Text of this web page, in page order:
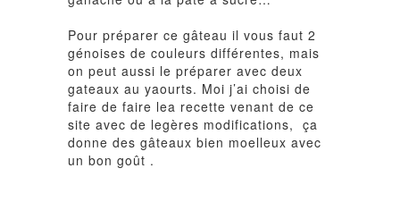
Pour préparer ce gâteau il vous faut 2
génoises de couleurs différentes, mais
on peut aussi le préparer avec deux
gateaux au yaourts. Moi j’ai choisi de
faire de faire lea recette venant de ce
site avec de legères modifications, ça
donne des gâteaux bien moelleux avec
un bon goût .